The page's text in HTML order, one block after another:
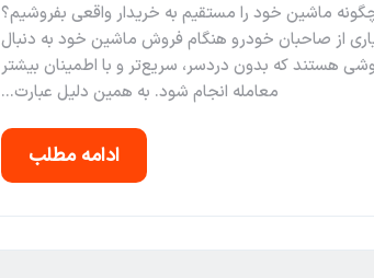
ماشین خود را مستقیم به خریدار واقعی بفروشیم؟
از صاحبان خودرو هنگام فروش ماشین خود به دنبال
هستند که بدون دردسر، سریع‌تر و با اطمینان بیشتر
معامله انجام شود. به همین دلیل عبارت...
ادامه مطلب